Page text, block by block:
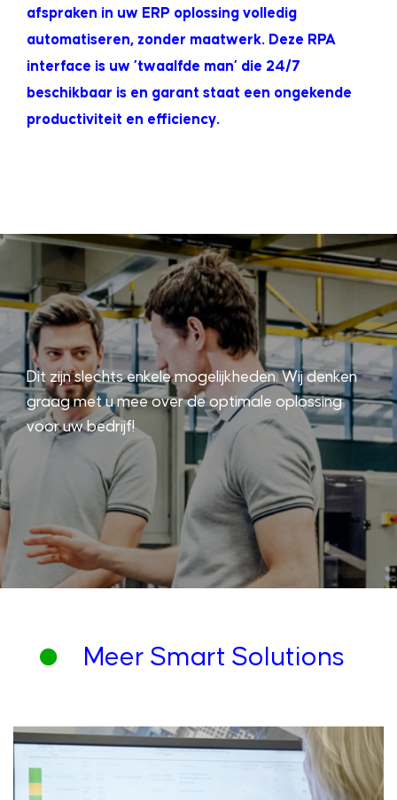
afspraken in uw ERP oplossing volledig
automatiseren, zonder maatwerk. Deze RPA
interface is uw ’twaalfde man’ die 24/7
beschikbaar is en garant staat een ongekende
productiviteit en efficiency.
Dit zijn slechts enkele mogelijkheden. Wij denken
graag met u mee over de optimale oplossing
voor uw bedrijf!
Meer Smart Solutions